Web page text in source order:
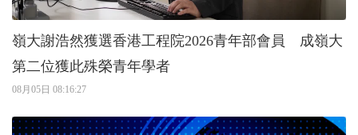
嶺大謝浩然獲選香港工程院2026青年部會員 成嶺大
第二位獲此殊榮青年學者
08月05日 08:16:27